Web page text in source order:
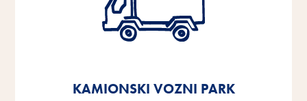
KAMIONSKI VOZNI PARK
za 50%
Izgradnjom potpuno automatiziranog visokoregalnog